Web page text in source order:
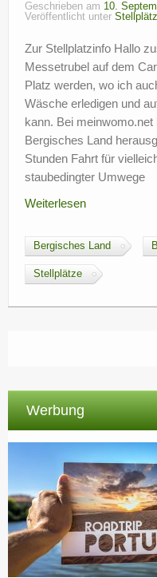
?
Geschrieben am 10.
Veröffentlicht unter
Zur Stellplatzinfo Hallo
Messetrubel auf dem
Platz werden, wo ich
Wäsche erledigen und
kann. Bei
Bergisches Land
Stunden Fahrt für
staubedingter Umwege
Weiterlesen
Bergisches Land
Stellplätze
Werbung